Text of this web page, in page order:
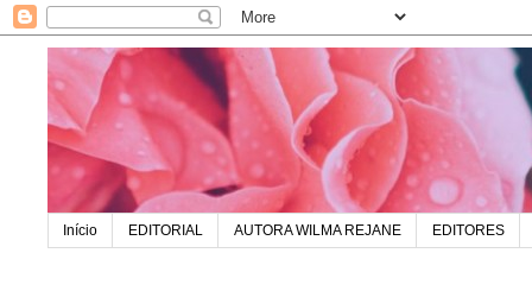
Início EDITORIAL AUTORA WILMA REJANE EDITORES